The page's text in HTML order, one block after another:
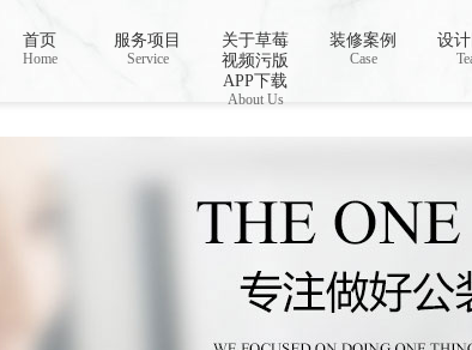
APP在线播放,国产草莓视频在线观
首页
Home
服务项目
Service
关于草莓
视频污版
APP下载
About Us
装修案例
Case
设